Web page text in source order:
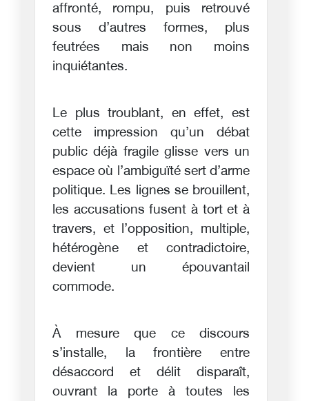
affronté, rompu, puis retrouvé
sous d’autres formes, plus
feutrées mais non moins
inquiétantes.
Le plus troublant, en effet, est
cette impression qu’un débat
public déjà fragile glisse vers un
espace où l’ambiguïté sert d’arme
politique. Les lignes se brouillent,
les accusations fusent à tort et à
travers, et l’opposition, multiple,
hétérogène et contradictoire,
devient un épouvantail
commode.
À mesure que ce discours
s’installe, la frontière entre
désaccord et délit disparaît,
ouvrant la porte à toutes les